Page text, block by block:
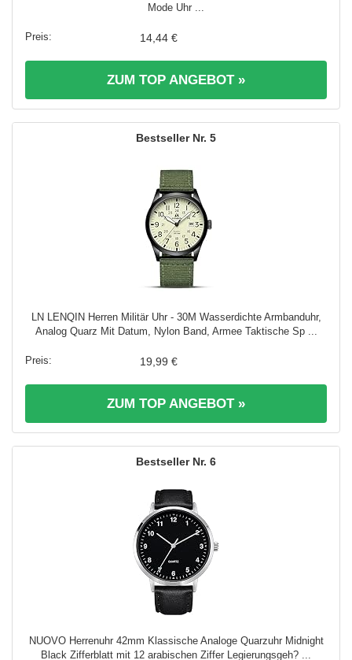
Mode Uhr ...
14,44 €
ZUM TOP ANGEBOT »
5
LN LENQIN Herren Militär Uhr - 30M Wasserdichte Armbanduhr,
Analog Quarz Mit Datum, Nylon Band, Armee Taktische Sp ...
19,99 €
ZUM TOP ANGEBOT »
6
NUOVO Herrenuhr 42mm Klassische Analoge Quarzuhr Midnight
Black Zifferblatt mit 12 arabischen Ziffer Legierungsgeh? ...